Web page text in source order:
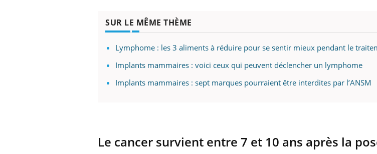
SUR LE MÊME THÈME
Lymphome : les 3 aliments à réduire pour se sentir mieux pendant le
Implants mammaires : voici ceux qui peuvent déclencher un lymphome
Implants mammaires : sept marques pourraient être interdites par l’ANSM
Le cancer survient entre 7 et 10 ans après la